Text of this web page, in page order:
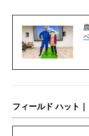
フィールド ハット